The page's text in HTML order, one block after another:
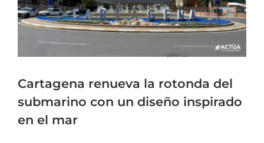
Cartagena renueva la rotonda del
submarino con un diseño inspirado
en el mar